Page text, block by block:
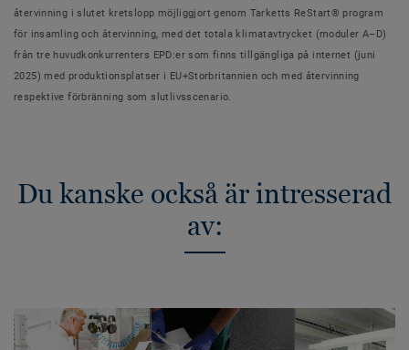
återvinning i slutet kretslopp möjliggjort genom Tarketts ReStart® program
för insamling och återvinning, med det totala klimatavtrycket (moduler A–D)
från tre huvudkonkurrenters EPD:er som finns tillgängliga på internet (juni
2025) med produktionsplatser i EU+Storbritannien och med återvinning
respektive förbränning som slutlivsscenario.
Du kanske också är intresserad
av: